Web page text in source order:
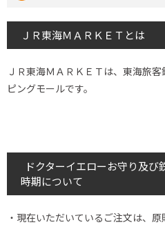
ＪＲ東海ＭＡＲＫＥＴとは
ＪＲ東海ＭＡＲＫＥＴは、東海旅
ピングモールです。
ドクターイエローお守り及
時期について
・現在いただいているご注文は、